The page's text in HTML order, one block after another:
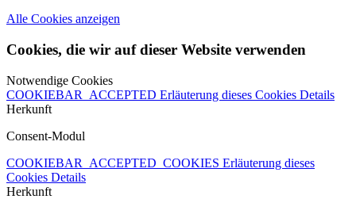
Alle Cookies anzeigen
Cookies, die wir auf dieser Website verwenden
Notwendige Cookies
COOKIEBAR_ACCEPTED Erläuterung dieses Cookies Details
Herkunft
Consent-Modul
COOKIEBAR_ACCEPTED_COOKIES Erläuterung dieses
Cookies Details
Herkunft